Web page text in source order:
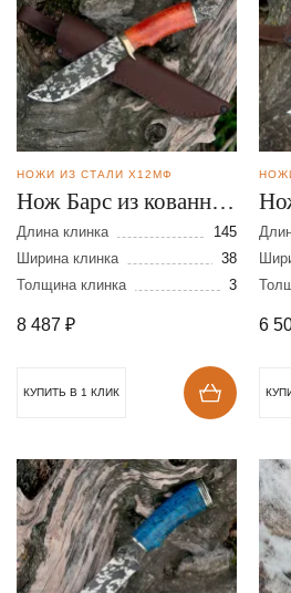
НОЖИ ИЗ СТАЛИ Х12МФ
Нож Барс из кованной
стали Х12МФ
Длина клинка
145
Ширина клинка
38
Толщина клинка
3
8 487 ₽
КУПИТЬ В 1 КЛИК
6